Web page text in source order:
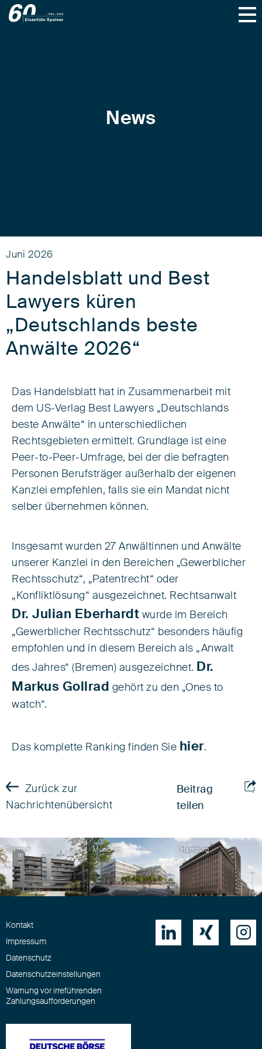
News
Juni 2026
Handelsblatt und Best
Lawyers küren
„Deutschlands beste
Anwälte 2026“
Das Handelsblatt hat in Zusammenarbeit mit
dem US-Verlag Best Lawyers „Deutschlands
beste Anwälte“ in unterschiedlichen
Rechtsgebieten ermittelt. Grundlage ist eine
Peer-to-Peer-Umfrage, bei der die befragten
Personen Berufsträger außerhalb der eigenen
Kanzlei empfehlen, falls sie ein Mandat nicht
selber übernehmen können.
Insgesamt wurden 27 Anwältinnen und Anwälte
unserer Kanzlei in den Bereichen „Gewerblicher
Rechtsschutz“, „Patentrecht“ oder
„Konfliktlösung“ ausgezeichnet. Rechtsanwalt
Dr. Julian Eberhardt wurde im Bereich
„Gewerblicher Rechtsschutz“ besonders häufig
empfohlen und in diesem Bereich als „Anwalt
des Jahres“ (Bremen) ausgezeichnet. Dr.
Markus Gollrad gehört zu den „Ones to
watch“.
Das komplette Ranking finden Sie hier.
Zurück zur
Nachrichtenübersicht
Beitrag
teilen
Bremen München Hamburg
Kontakt
Impressum
Datenschutz
Datenschutzeinstellungen
Warnung vor irreführenden
Zahlungsaufforderungen
  